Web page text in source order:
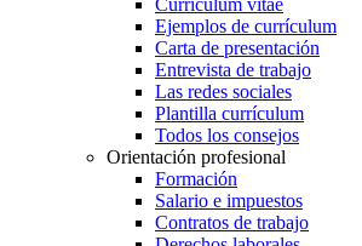
Currículum vitae
Ejemplos de currículum
Carta de presentación
Entrevista de trabajo
Las redes sociales
Plantilla currículum
Todos los consejos
Orientación profesional
Formación
Salario e impuestos
Contratos de trabajo